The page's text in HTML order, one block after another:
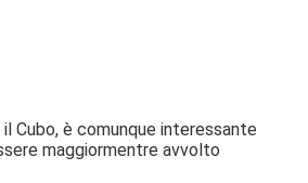
Cubo, è comunque interessante
maggiormentre avvolto